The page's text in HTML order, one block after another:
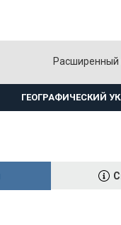
Расширенный
ГЕОГРАФИЧЕСКИЙ